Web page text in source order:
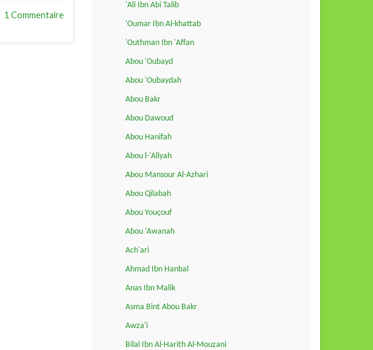
1 Commentaire
'Ali Ibn Abi Talib
'Oumar Ibn Al-khattab
'Outhman Ibn 'Affan
Abou 'Oubayd
Abou 'Oubaydah
Abou Bakr
Abou Dawoud
Abou Hanifah
Abou l-'Aliyah
Abou Mansour Al-Azhari
Abou Qilabah
Abou Youçouf
Abou ‘Awanah
Ach'ari
Ahmad Ibn Hanbal
Anas Ibn Malik
Asma Bint Abou Bakr
Awza'i
Bilal Ibn Al-Harith Al-Mouzani